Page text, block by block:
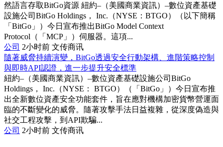
然語言存取BitGo資源 紐約–（美國商業資訊）–數位資產基礎
設施公司BitGo Holdings， Inc.（NYSE：BTGO）（以下簡稱
「BitGo」）今日宣布推出BitGo Model Context
Protocol（「MCP」）伺服器。這項...
公司 2小时前 文传商讯
隨著威脅持續演變，BitGo透過安全行動架構、進階策略控制
與即時API認證，進一步提升安全標準
紐約–（美國商業資訊）–數位資產基礎設施公司BitGo
Holdings， Inc.（NYSE： BTGO）（「BitGo」）今日宣布推
出全新數位資產安全功能套件，旨在應對機構加密貨幣營運面
臨的不斷變化的威脅。隨著攻擊手法日益複雜，從深度偽造與
社交工程攻擊，到API欺騙...
公司 2小时前 文传商讯